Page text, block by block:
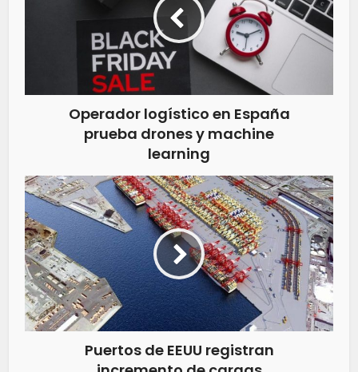
Operador logístico en España
prueba drones y machine
learning
Puertos de EEUU registran